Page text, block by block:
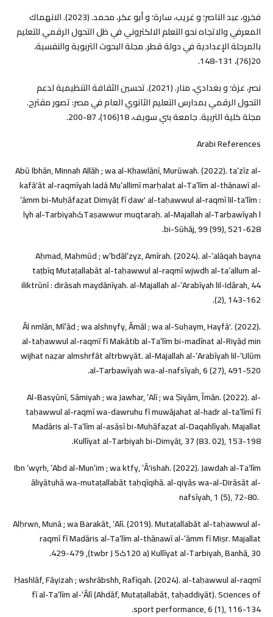
فخرو، عبد الناصر؛ و غريب، سارة؛ و أبو عكر، محمد. (2023). الانهماك
المعرفي والاتجاه نحو التعلم الالكتروني في ظل التحول الرقمي للتعليم
بالمرحلة الإعدادية في دولة قطر. مجلة البحوث التربوية والنفسية،
20(76)، 131-148.‎
نصر، عزة؛ و بغدادي، منار. (2021). تحسين الثقافة التنظيمية لدعم
التحول الرقمي بمدارس التعليم الثانوي العام في مصر: تصور مقترح.
مجلة کلية التربية. جامعة بني سويف، 18(106)، 87-200.‎
Arabi References
Abū lbhān, Minnah Allāh ; wa al-Khawlānī, Murūwah. (2022). taʻzīz al-
kafāʼāt al-raqmīyah ladá Muʻallimī marḥalat al-Taʻlīm al-thānawī al-
ʻāmm bi-Muḥāfaẓat Dimyāṭ fī ḍawʼ al-taḥawwul al-raqmī lil-taʻlīm :
Taṣawwur muqtaraḥ. al-Majallah al-Tarbawīyah lکlyh al-Tarbiyah
bi-Sūhāj, 99 (99), 521-628.
Aḥmad, Maḥmūd ; wʻbdālʻzyz, Amīrah. (2024). al-ʻalāqah bayna
taṭbīq Mutaṭallabāt al-taḥawwul al-raqmī wjwdh al-taʻallum al-
iliktrūnī : dirāsah maydānīyah. al-Majallah al-ʻArabīyah lil-Idārah, 44
(2), 143-162.
Āl nmlān, Mīʻād ; wa alshnyfy, Āmāl ; wa al-Suḥaym, Hayfāʼ. (2022).
al-taḥawwul al-raqmī fī Makātib al-Taʻlīm bi-madīnat al-Riyāḍ min
wijhat naẓar almshrfāt altrbwyāt. al-Majallah al-ʻArabīyah lil-ʻUlūm
al-Tarbawīyah wa-al-nafsīyah, 6 (27), 491-520.
Al-Basyūnī, Sāmiyah ; wa Jawhar, ʻAlī ; wa Ṣiyām, Īmān. (2022). al-
taḥawwul al-raqmī wa-dawruhu fī muwājahat al-hadr al-taʻlīmī fī
Madāris al-Taʻlīm al-asāsī bi-Muḥāfaẓat al-Daqahlīyah. Majallat
Kullīyat al-Tarbiyah bi-Dimyāṭ, 37 (83. 02), 153-198.
Ibn ʻwyrh, ʻAbd al-Munʻim ; wa ktfy, ʻĀʼishah. (2022). Jawdah al-Taʻlīm
āliyātuhā wa-mutaṭallabāt taḥqīqihā. al-qiyās wa-al-Dirāsāt al-
nafsīyah, 1 (5), 72-80. ‎
Alḥrwn, Muná ; wa Barakāt, ʻAlī. (2019). Mutaṭallabāt al-taḥawwul al-
raqmī fī Madāris al-Taʻlīm al-thānawī al-ʻāmm fī Miṣr. Majallat
Kullīyat al-Tarbiyah, Banhā, 30 (120 aکtwbr J 5), 429-479.
Ḥashlāf, Fāyizah ; wshrābshh, Rafīqah. (2024). al-taḥawwul al-raqmī
fī al-Taʻlīm al-ʻĀlī (Ahdāf, Mutaṭallabāt, taḥaddiyāt). Sciences of
sport performance, 6 (1), 116-134.